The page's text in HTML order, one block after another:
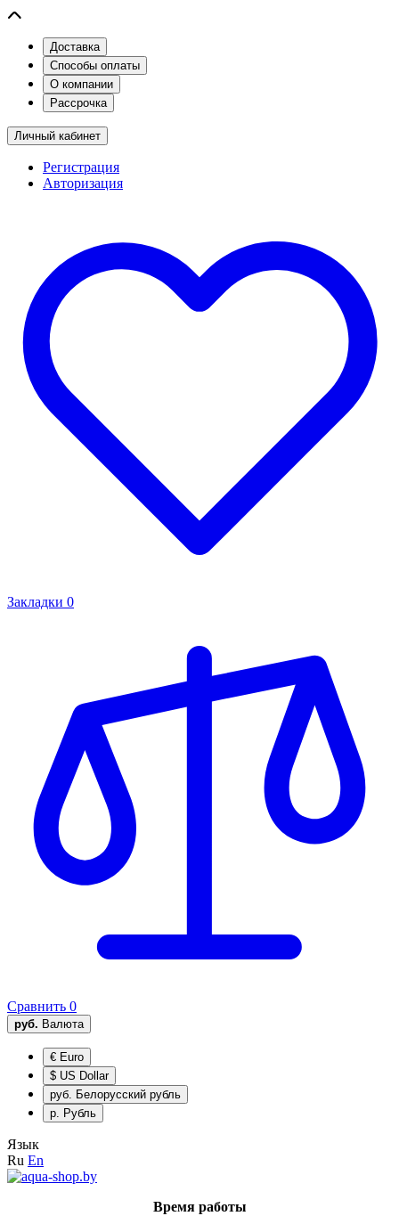
Доставка
Способы оплаты
О компании
Рассрочка
Личный кабинет
Регистрация
Авторизация
Закладки 0
Сравнить 0
руб. Валюта
€ Euro
$ US Dollar
руб. Белорусский рубль
р. Рубль
Язык
Ru En
Время работы